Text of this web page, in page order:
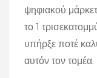
ψηφιακού
το 1
υπήρξε ποτέ
αυτόν τον τομέα.